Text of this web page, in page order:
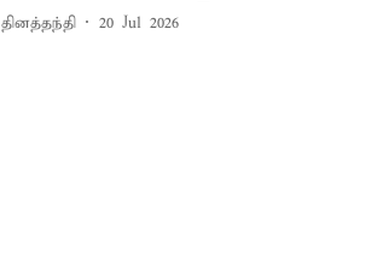
தினத்தந்தி 20 Jul 2026